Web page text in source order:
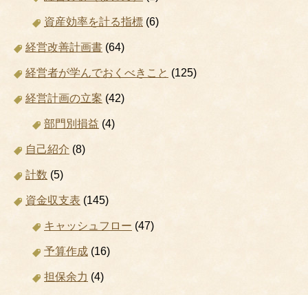
資産効率を計る指標 (6)
経営改善計画書 (64)
経営者が学んでおくべきこと (125)
経営計画の立案 (42)
部門別損益 (4)
自己紹介 (8)
計数 (5)
資金収支表 (145)
キャッシュフロー (47)
予算作成 (16)
担保余力 (4)